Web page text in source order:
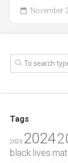
November
Tags
2023 2024
black lives